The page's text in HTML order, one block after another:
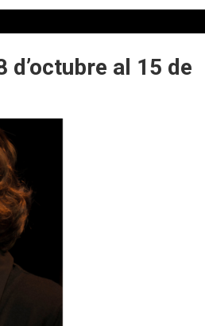
d’octubre al 15 de